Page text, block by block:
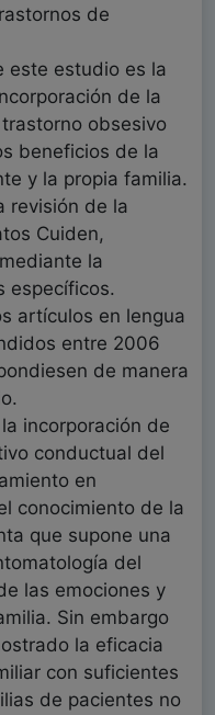
de
este estudio es la
de la
obsesivo
beneficios de la
y la propia familia.
revisión de la
Cuiden,
la
específicos.
artículos en lengua
entre 2006
de manera
incorporación de
conductual del
en
conocimiento de la
que supone una
del
las emociones y
Sin embargo
la eficacia
con suficientes
de pacientes no